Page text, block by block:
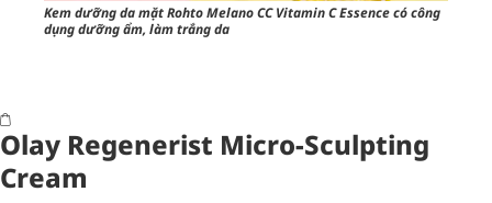
Kem dưỡng da mặt Rohto Melano CC Vitamin C Essence có công
dụng dưỡng ẩm, làm trắng da
Olay Regenerist Micro-Sculpting
Cream